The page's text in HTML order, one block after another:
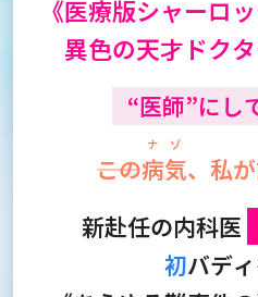
《医療版シャーロ
異色の天才ドク
“医師”にし
――この病気
ナゾ
、私が
新赴任の内科医
初バデ